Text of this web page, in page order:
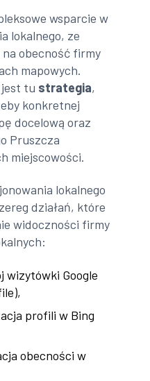
wsparcie w
lokalnego, ze
obecność firmy
mapowych.
tu strategia,
konkretnej
docelową oraz
Pruszcza
miejscowości.
lokalnego
działań, które
widoczności firmy
wizytówki Google
profili w Bing
obecności w